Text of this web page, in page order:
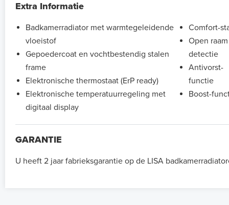
Extra Informatie
Badkamerradiator met warmtegeleidende
vloeistof
Gepoedercoat en vochtbestendig stalen
frame
Elektronische thermostaat (ErP ready)
Elektronische temperatuurregeling met
digitaal display
Comfort-
Open raam
detectie
Antivorst-
functie
Boost-
GARANTIE
U heeft 2 jaar fabrieksgarantie op de LISA